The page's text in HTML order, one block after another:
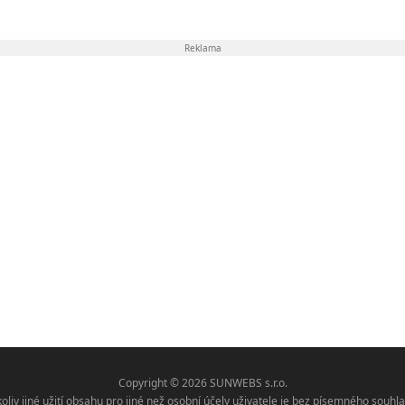
Reklama
Copyright © 2026 SUNWEBS s.r.o.
jiné užití obsahu pro jiné než osobní účely uživatele je bez písemného